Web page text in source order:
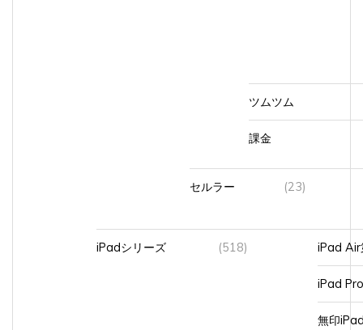
ツムツム
課金
セルラー (23)
iPadシリーズ (518) iPad Air
iPad Pro
無印